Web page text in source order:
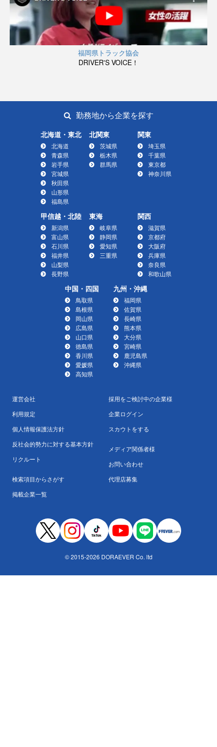
福岡県トラック協会
DRIVER'S VOICE！
勤務地から企業を探す
北海道・東北
北海道
青森県
岩手県
宮城県
秋田県
山形県
福島県
北関東
茨城県
栃木県
群馬県
関東
埼玉県
千葉県
東京都
神奈川県
甲信越・北陸
新潟県
富山県
石川県
福井県
山梨県
長野県
東海
岐阜県
静岡県
愛知県
三重県
関西
滋賀県
京都府
大阪府
兵庫県
奈良県
和歌山県
中国・四国
鳥取県
島根県
岡山県
広島県
山口県
徳島県
香川県
愛媛県
高知県
九州・沖縄
福岡県
佐賀県
長崎県
熊本県
大分県
宮崎県
鹿児島県
沖縄県
運営会社
利用規定
個人情報保護法方針
反社会的勢力に対する基本方針
リクルート
検索項目からさがす
掲載企業一覧
採用をご検討中の企業様
企業ログイン
スカウトをする
メディア関係者様
お問い合わせ
代理店募集
© 2015-2026 DORAEVER Co. ltd